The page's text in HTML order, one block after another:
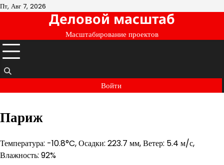
Перейти
Пт, Авг 7, 2026
Деловой масштаб
Масштабирование проектов
Войти
Париж
Температура: -10.8°C, Осадки: 223.7 мм, Ветер: 5.4 м/с,
Влажность: 92%